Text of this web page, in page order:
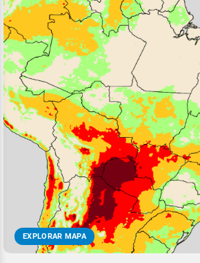
EXPLORAR MAPA